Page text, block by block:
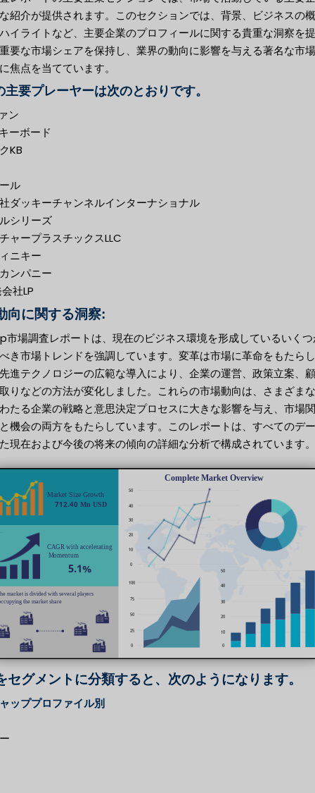
紹介が提供されます。このセクションでは、背景、ビジネスの
イライトなど、主要企業のプロフィールに関する貴重な洞察を
要な市場シェアを保持し、業界の動向に影響を与える著名な市
焦点を当てています。
主要プレーヤーは次のとおりです。
ン
ーボード
KB
ル
ダッキーチャンネルインターナショナル
シリーズ
ャープラスチックスLLC
ニキー
ンパニー
社LP
向に関する洞察:
市場調査レポートは、現在のビジネス環境を形成しているいく
き市場トレンドを強調しています。変革は市場に革命をもたら
進テクノロジーの広範な導入により、企業の運営、政策立案、
りなどの方法が変化しました。これらの市場動向は、さまざま
たる企業の戦略と意思決定プロセスに大きな影響を与え、市場
機会の両方をもたらしています。このレポートは、すべてのデ
現在および今後の将来の傾向の詳細な分析で構成されています。
セグメントに分類すると、次のようになります。
ッププロファイル別